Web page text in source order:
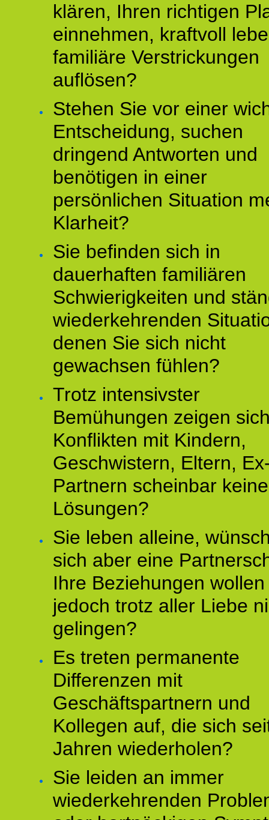
klären, Ihren richtigen
einnehmen, kraftvoll
familiäre Verstrickungen
auflösen?
Stehen Sie vor einer
Entscheidung, suchen
dringend Antworten und
benötigen in einer
persönlichen Situation
Klarheit?
Sie befinden sich in
dauerhaften familiären
Schwierigkeiten und
wiederkehrenden
denen Sie sich nicht
gewachsen fühlen?
Trotz intensivster
Bemühungen zeigen
Konflikten mit Kindern,
Geschwistern, Eltern,
Partnern scheinbar keine
Lösungen?
Sie leben alleine,
sich aber eine
Ihre Beziehungen wollen
jedoch trotz aller Liebe
gelingen?
Es treten permanente
Differenzen mit
Geschäftspartnern und
Kollegen auf, die sich
Jahren wiederholen?
Sie leiden an immer
wiederkehrenden